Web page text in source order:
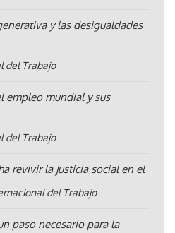
y las desigualdades
del Trabajo
empleo mundial y sus
del Trabajo
revivir la justicia social en el
del Trabajo
paso necesario para la